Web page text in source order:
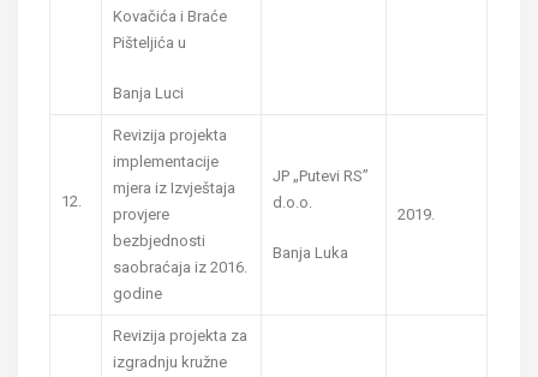
Kovačića i Braće
Pišteljića u
Banja Luci
12.
Revizija projekta
implementacije
mjera iz Izvještaja
provjere
bezbjednosti
saobraćaja iz 2016.
godine
JP „Putevi RS”
d.o.o.
Banja Luka
2019.
Revizija projekta za
izgradnju kružne